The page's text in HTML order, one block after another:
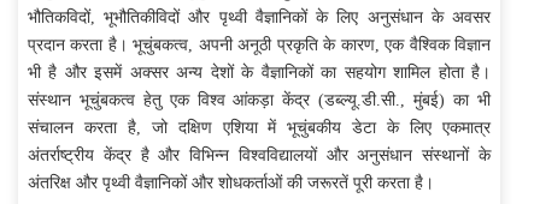
भौतिकविदों, भूभौतिकीविदों और पृथ्वी वैज्ञानिकों के लिए अनुसंधान के अवसर
प्रदान करता है। भूचुंबकत्व, अपनी अनूठी प्रकृति के कारण, एक वैश्विक विज्ञान
भी है और इसमें अक्सर अन्य देशों के वैज्ञानिकों का सहयोग शामिल होता है।
संस्थान भूचुंबकत्व हेतु एक विश्व आंकड़ा केंद्र (डब्ल्यू.डी.सी., मुंबई) का भी
संचालन करता है, जो दक्षिण एशिया में भूचुंबकीय डेटा के लिए एकमात्र
अंतर्राष्ट्रीय केंद्र है और विभिन्न विश्वविद्यालयों और अनुसंधान संस्थानों के
अंतरिक्ष और पृथ्वी वैज्ञानिकों और शोधकर्ताओं की जरूरतें पूरी करता है।